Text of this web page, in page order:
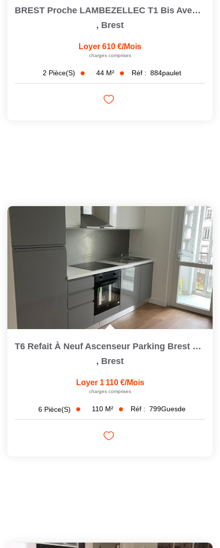
BREST Proche LAMBEZELLEC T1 Bis Avec Cour Privative
, Brest
Loyer 610 €/mois
charges comprises
2 Pièce(s) 44 M² Réf : 884paulet
T6 Refait À Neuf Ascenseur Parking Brest Saint Michel
, Brest
Loyer 1 110 €/mois
charges comprises
6 Pièce(s) 110 M² Réf : 799Guesde